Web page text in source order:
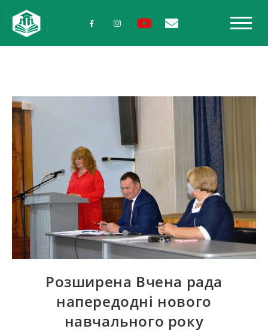
Розширена Вчена рада
напередодні нового
навчального року